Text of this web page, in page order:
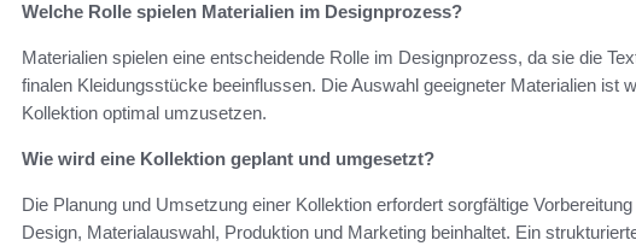
Welche Rolle spielen Materialien im Designprozess?
Materialien spielen eine entscheidende Rolle im Designprozess, da sie die
finalen Kleidungsstücke beeinflussen. Die Auswahl geeigneter Materialien ist
Kollektion optimal umzusetzen.
Wie wird eine Kollektion geplant und umgesetzt?
Die Planung und Umsetzung einer Kollektion erfordert sorgfältige
Design, Materialauswahl, Produktion und Marketing beinhaltet. Ein